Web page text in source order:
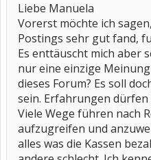
Liebe Manuela
Vorerst möchte ich
Postings sehr gut fand,
Es enttäuscht mich aber
nur eine einzige
dieses Forum? Es soll
sein. Erfahrungen
Viele Wege führen nach
aufzugreifen und
alles was die Kassen